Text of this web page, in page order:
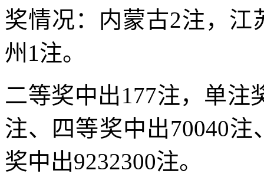
奖情况：内蒙古2注，江
州1注。
二等奖中出177注，单注
注、四等奖中出70040
奖中出9232300注。